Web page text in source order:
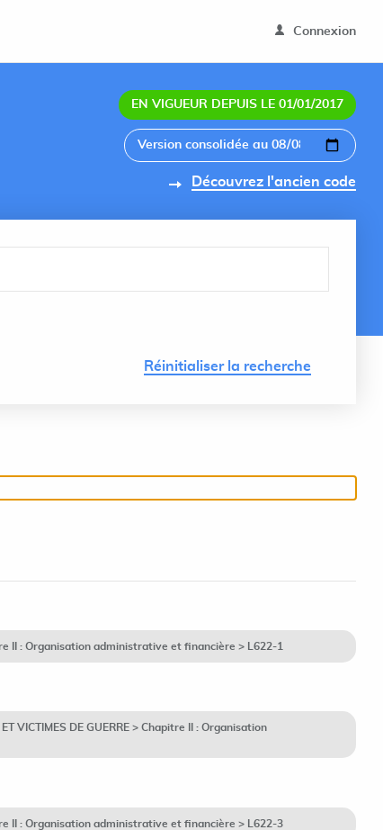
Connexion
EN VIGUEUR DEPUIS LE 01/01/2017
Découvrez l'ancien code
Réinitialiser la recherche
II : Organisation administrative et financière > L622-1
VICTIMES DE GUERRE > Chapitre II : Organisation
II : Organisation administrative et financière > L622-3